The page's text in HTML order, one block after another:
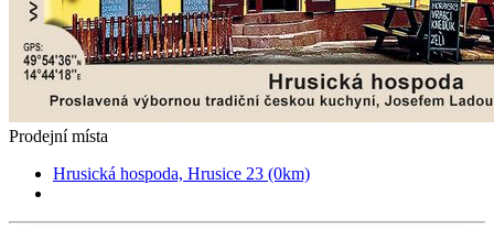
Prodejní místa
Hrusická hospoda, Hrusice 23 (0km)